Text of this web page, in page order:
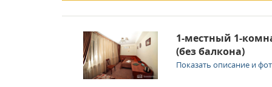
1-местный 1-
(без балкона)
Показать описание и